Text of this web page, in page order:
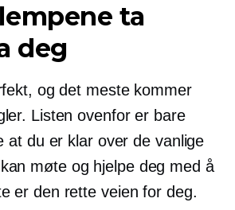
ta
deg
og det meste kommer
Listen ovenfor er bare
at du er klar over de vanlige
møte og hjelpe deg med å
er den rette veien for deg.